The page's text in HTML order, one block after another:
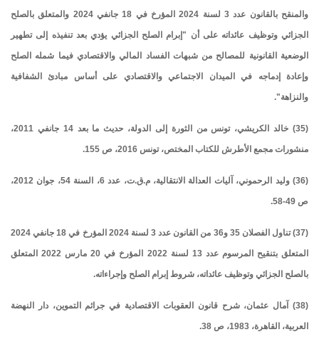
والمنقح بالقانون عدد 3 لسنة 2024 المؤرخ في 18 جانفي 2024 والمتعلق بالصلح
الجزائي وتوظيف عائداته على أن "إبرام الصلح الجزائي يؤدي بعد تنفيذه إلى تطهير
الوضعية القانونية للمصالح من شبهات الفساد المالي والاقتصادي فيما شمله الصلح
وإعادة إدماجه في الميدان الاجتماعي والاقتصادي على أساس مبادئ الشفافية
والنزاهة".
(35) خالد الكريشي، تونس من الثورة إلى الدولة، حديث ما بعد 14 جانفي 2011،
منشورات مجمع الأطرش للكتاب المختص، تونس 2016، ص 155.
(36) وليد الرحموني، آليات العدالة الانتقالية، م.ق.ت، عدد 6، السنة 54، جوان 2012،
ص 49-58.
(37) تناول الفصلان 35 و36 من القانون عدد 3 لسنة 2024 المؤرخ في 18 جانفي 2024
المتعلق بتنقيح المرسوم عدد 13 لسنة 2022 المؤرخ في 20 مارس 2022 المتعلق
بالصلح الجزائي وتوظيف عائداته، شروط إبرام الصلح وإجراءاته.
(38) آمال عثمان، شرح قانون العقوبات الاقتصادية في جرائم التموين، دار النهضة
العربية، القاهرة، 1983، ص 38.